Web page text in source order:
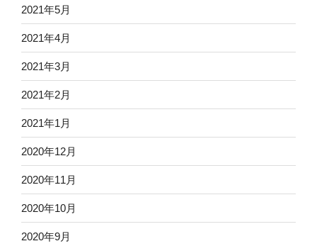
2021年5月
2021年4月
2021年3月
2021年2月
2021年1月
2020年12月
2020年11月
2020年10月
2020年9月